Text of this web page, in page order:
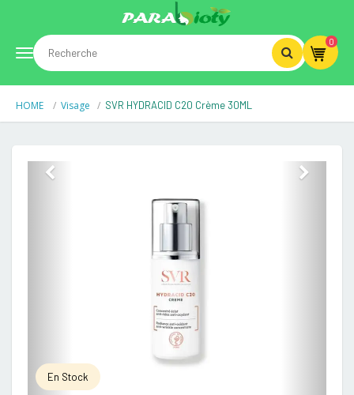
Toggle
navigation
0
HOME Visage SVR HYDRACID C20 Crème 30ML
En Stock